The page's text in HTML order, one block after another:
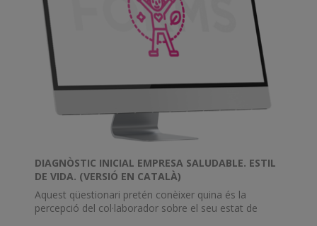
DIAGNÒSTIC INICIAL EMPRESA SALUDABLE. ESTIL
DE VIDA. (VERSIÓ EN CATALÀ)
Aquest qüestionari pretén conèixer quina és la
percepció del col·laborador sobre el seu estat de